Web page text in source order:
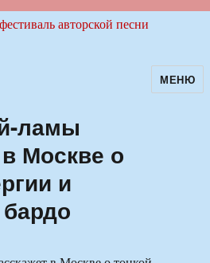
авторскойМЕНЮ
ламы
Москве о
и